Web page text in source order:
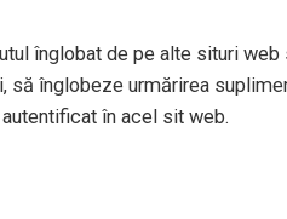
înglobat de pe alte situri
înglobeze urmărirea
în acel sit web.